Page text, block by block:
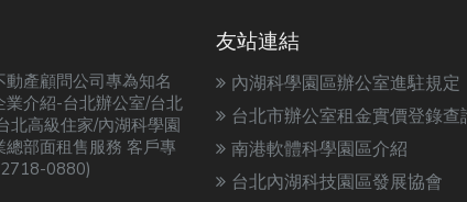
動產顧問公司專為知名
業介紹-台北辦公室/台北
北高級住家/內湖科學園
總部面租售服務 客戶專
0880)
友站連結
內湖科學園區辦公室進駐規定
台北市辦公室租金實價登錄查
南港軟體科學園區介紹
台北內湖科技園區發展協會